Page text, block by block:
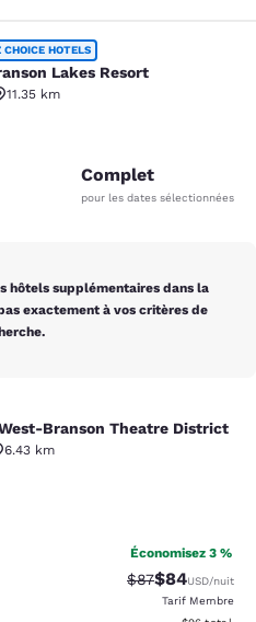
Lakes Resort
CHOICE HOTELS
Lakes Resort
11.35 km
1 commentaire
Complet
pour les dates sélectionnées
hôtels supplémentaires dans la
exactement à vos critères de
Branson Theatre
Branson Theatre District
6.43 km
2208 commentaires
Économisez 3 %
Tarif barré :
$87Tarif réduit :
$84USD/nuit
Tarif Membre